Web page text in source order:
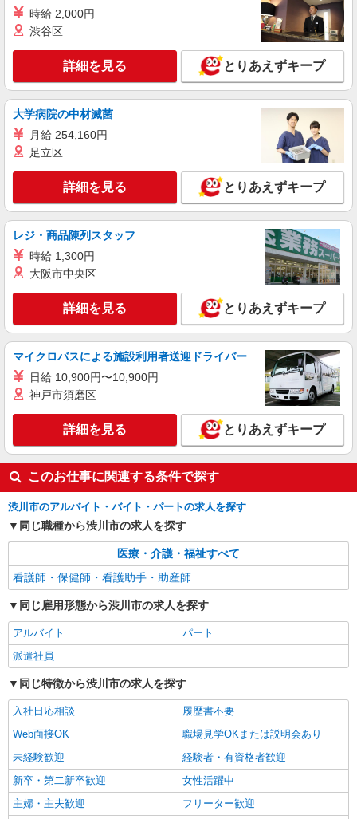
派遣社員
株式会社kotrio /●TK-H-1819802
渋川駅すぐ★病院でお掃除/食事の配膳など♪★
激募★
時給1500円〜2125円 ＜日払い有/週払い有/交
通費全支給(ガソリン代含む)＞
詳細を見る
株式会社kotrio /●TK-H-1956498
渋川駅｜看護師さんのサポートスタッフ募集♪
医療行為なし
時給1500円〜2125円 ＜日払い有/週払い有/交
渋川市 交通費全額支給あり
キープ 詳細を見る
アルバイト パート 派遣社員
日研トータルソーシング株式会社 メディカルケア事業部/高崎オフィ
ス【看護助手】
看護助手（ナースエイド）
時給1,250円 ★週払いOK（規定あり） ※給与
幅は経験・能力による
群馬県渋川市 【最寄駅】津久田駅
キープ 詳細を見る
アルバイト パート 派遣社員
日研トータルソーシング株式会社 メディカルケア事業部/高崎オフィ
ス【看護助手】
看護助手（ナースエイド）
時給1,250円 ★週払いOK（規定あり） ※給与
幅は経験・能力による
群馬県渋川市 【最寄駅】八木原駅
キープ
時給 2,000円
渋谷区
詳細を見る とりあえずキープ
大学病院の中材滅菌
月給 254,160円
足立区
詳細を見る とりあえずキープ
レジ・商品陳列スタッフ
時給 1,300円
大阪市中央区
詳細を見る とりあえずキープ
マイクロバスによる施設利用者送迎ドライバー
日給 10,900円〜10,900円
神戸市須磨区
詳細を見る とりあえずキープ
このお仕事に関連する条件で探す
渋川市のアルバイト・バイト・パートの求人を探す
同じ職種から渋川市の求人を探す
医療・介護・福祉すべて
看護師・保健師・看護助手・助産師
同じ雇用形態から渋川市の求人を探す
アルバイト
パート
派遣社員
同じ特徴から渋川市の求人を探す
入社日応相談
履歴書不要
Web面接OK
職場見学OKまたは説明会あり
未経験歓迎
経験者・有資格者歓迎
新卒・第二新卒歓迎
女性活躍中
主婦・主夫歓迎
フリーター歓迎